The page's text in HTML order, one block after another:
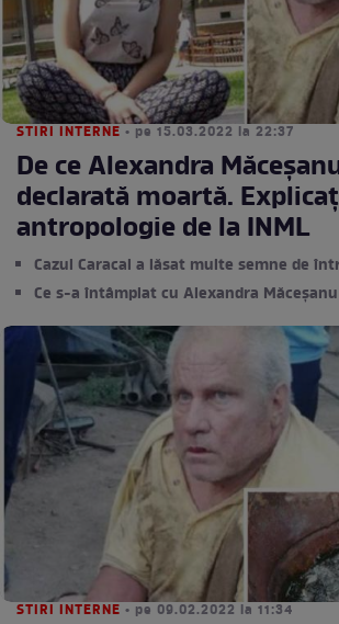
STIRI INTERNE • pe 15.03.2022 la 22:37
De ce Alexandra
declarată moartă.
antropologie de la INML
Cazul Caracal a lăsat multe semne de
Ce s-a întâmplat cu Alexandra Măceșanu
STIRI INTERNE • pe 09.02.2022 la 11:34